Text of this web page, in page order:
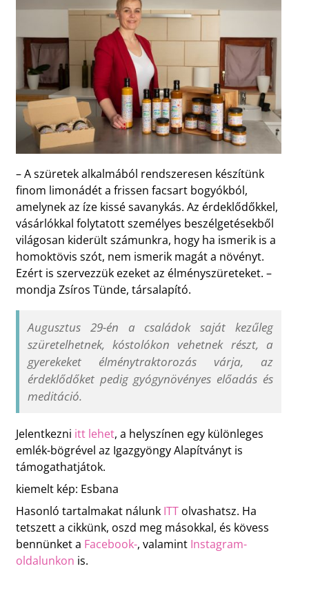
– A szüretek alkalmából rendszeresen készítünk
finom limonádét a frissen facsart bogyókból,
amelynek az íze kissé savanykás. Az érdeklődőkkel,
vásárlókkal folytatott személyes beszélgetésekből
világosan kiderült számunkra, hogy ha ismerik is a
homoktövis szót, nem ismerik magát a növényt.
Ezért is szervezzük ezeket az élményszüreteket. –
mondja Zsíros Tünde, társalapító.
Augusztus 29-én a családok saját kezűleg
szüretelhetnek, kóstolókon vehetnek részt, a
gyerekeket élménytraktorozás várja, az
érdeklődőket pedig gyógynövényes előadás és
meditáció.
Jelentkezni itt lehet, a helyszínen egy különleges
emlék-bögrével az Igazgyöngy Alapítványt is
támogathatjátok.
kiemelt kép: Esbana
Hasonló tartalmakat nálunk ITTolvashatsz. Ha
tetszett a cikkünk, oszd meg másokkal, és kövess
bennünket a Facebook-, valamint Instagram-
oldalunkon is.